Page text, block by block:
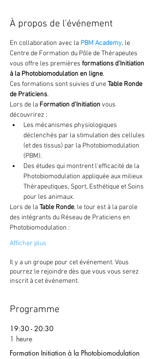
À propos de l'événement
En collaboration avec la PBM Academy, le
Centre de Formation du Pôle de Thérapeutes
vous offre les premières formations d'Initiation
à la Photobiomodulation en ligne.
Ces formations sont suivies d'une Table Ronde
de Praticiens.
Lors de la Formation d'Initiation vous
découvrirez :
Les mécanismes physiologiques
déclenchés par la stimulation des cellules
(et des tissus) par la Photobiomodulation
(PBM).
Des études qui montrent l'efficacité de la
Photobiomodulation appliquée aux milieux
Thérapeutiques, Sport, Esthétique et Soins
pour les animaux.
Lors de la Table Ronde, le tour est à la parole
des intégrants du Réseau de Praticiens en
Photobiomodulation :
Afficher plus
Il y a un groupe pour cet événement. Vous
pourrez le rejoindre dès que vous vous serez
inscrit à cet événement.
Programme
19:30 - 20:30
1 heure
Formation Initiation à la Photobiomodulation